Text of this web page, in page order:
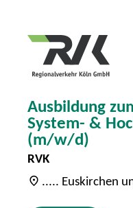
Ausbildung
System- &
(m/w/d)
RVK
..... Euskirchen